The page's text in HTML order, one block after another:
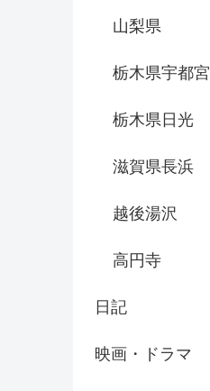
山梨県
栃木県宇都宮
栃木県日光
滋賀県長浜
越後湯沢
高円寺
日記
映画・ドラマ